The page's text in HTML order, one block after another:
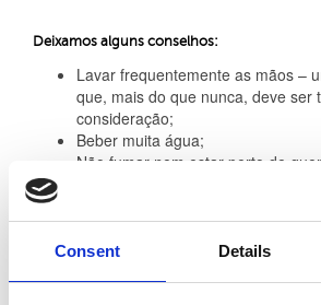
Consent Details
Deixamos alguns conselhos:
Lavar frequentemente as mãos –
que, mais do que nunca, deve ser
consideração;
Beber muita água;
Não fumar nem estar perto de
malefícios do tabaco são
Abusar de frutas e legumes com
morango, laranja, tangerina, limão,